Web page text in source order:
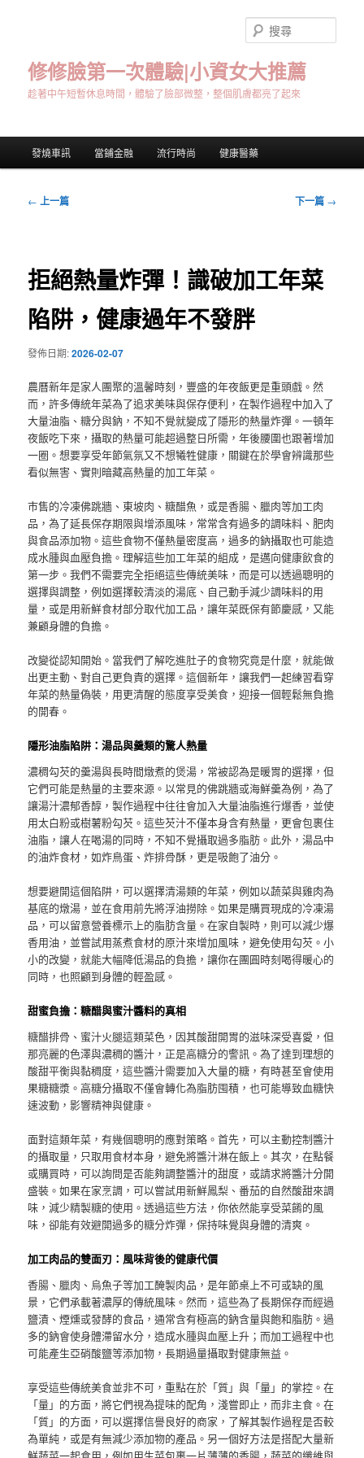
修修臉第一次體驗|小資女大推薦
趁著中午短暫休息時間，體驗了臉部微整，整個肌膚都亮了起來
尋
發燒車訊 當鋪金融 流行時尚 健康醫藥
文
← 上一篇 下一篇 →
拒絕熱量炸彈！識破加工年菜
陷阱，健康過年不發胖
發佈日期:2026-02-07
農曆新年是家人團聚的溫馨時刻，豐盛的年夜飯更是重頭戲。然
而，許多傳統年菜為了追求美味與保存便利，在製作過程中加入了
大量油脂、糖分與鈉，不知不覺就變成了隱形的熱量炸彈。一頓年
夜飯吃下來，攝取的熱量可能超過整日所需，年後腰圍也跟著增加
一圈。想要享受年節氣氛又不想犧牲健康，關鍵在於學會辨識那些
看似無害、實則暗藏高熱量的加工年菜。
市售的冷凍佛跳牆、東坡肉、糖醋魚，或是香腸、臘肉等加工肉
品，為了延長保存期限與增添風味，常常含有過多的調味料、肥肉
與食品添加物。這些食物不僅熱量密度高，過多的鈉攝取也可能造
成水腫與血壓負擔。理解這些加工年菜的組成，是邁向健康飲食的
第一步。我們不需要完全拒絕這些傳統美味，而是可以透過聰明的
選擇與調整，例如選擇較清淡的湯底、自己動手減少調味料的用
量，或是用新鮮食材部分取代加工品，讓年菜既保有節慶感，又能
兼顧身體的負擔。
改變從認知開始。當我們了解吃進肚子的食物究竟是什麼，就能做
出更主動、對自己更負責的選擇。這個新年，讓我們一起練習看穿
年菜的熱量偽裝，用更清醒的態度享受美食，迎接一個輕鬆無負擔
的開春。
隱形油脂陷阱：湯品與羹類的驚人熱量
濃稠勾芡的羹湯與長時間燉煮的煲湯，常被認為是暖胃的選擇，但
它們可能是熱量的主要來源。以常見的佛跳牆或海鮮羹為例，為了
讓湯汁濃郁香醇，製作過程中往往會加入大量油脂進行爆香，並使
用太白粉或樹薯粉勾芡。這些芡汁不僅本身含有熱量，更會包裹住
油脂，讓人在喝湯的同時，不知不覺攝取過多脂肪。此外，湯品中
的油炸食材，如炸鳥蛋、炸排骨酥，更是吸飽了油分。
想要避開這個陷阱，可以選擇清湯類的年菜，例如以蔬菜與雞肉為
基底的燉湯，並在食用前先將浮油撈除。如果是購買現成的冷凍湯
品，可以留意營養標示上的脂肪含量。在家自製時，則可以減少爆
香用油，並嘗試用蒸煮食材的原汁來增加風味，避免使用勾芡。小
小的改變，就能大幅降低湯品的負擔，讓你在團圓時刻喝得暖心的
同時，也照顧到身體的輕盈感。
甜蜜負擔：糖醋與蜜汁醬料的真相
糖醋排骨、蜜汁火腿這類菜色，因其酸甜開胃的滋味深受喜愛，但
那亮麗的色澤與濃稠的醬汁，正是高糖分的警訊。為了達到理想的
酸甜平衡與黏稠度，這些醬汁需要加入大量的糖，有時甚至會使用
果糖糖漿。高糖分攝取不僅會轉化為脂肪囤積，也可能導致血糖快
速波動，影響精神與健康。
面對這類年菜，有幾個聰明的應對策略。首先，可以主動控制醬汁
的攝取量，只取用食材本身，避免將醬汁淋在飯上。其次，在點餐
或購買時，可以詢問是否能夠調整醬汁的甜度，或請求將醬汁分開
盛裝。如果在家烹調，可以嘗試用新鮮鳳梨、番茄的自然酸甜來調
味，減少精製糖的使用。透過這些方法，你依然能享受菜餚的風
味，卻能有效避開過多的糖分炸彈，保持味覺與身體的清爽。
加工肉品的雙面刃：風味背後的健康代價
香腸、臘肉、烏魚子等加工醃製肉品，是年節桌上不可或缺的風
景，它們承載著濃厚的傳統風味。然而，這些為了長期保存而經過
鹽漬、煙燻或發酵的食品，通常含有極高的鈉含量與飽和脂肪。過
多的鈉會使身體滯留水分，造成水腫與血壓上升；而加工過程中也
可能產生亞硝酸鹽等添加物，長期過量攝取對健康無益。
享受這些傳統美食並非不可，重點在於「質」與「量」的掌控。在
「量」的方面，將它們視為提味的配角，淺嘗即止，而非主食。在
「質」的方面，可以選擇信譽良好的商家，了解其製作過程是否較
為單純，或是有無減少添加物的產品。另一個好方法是搭配大量新
鮮蔬菜一起食用，例如用生菜包裹一片薄薄的香腸，蔬菜的纖維與